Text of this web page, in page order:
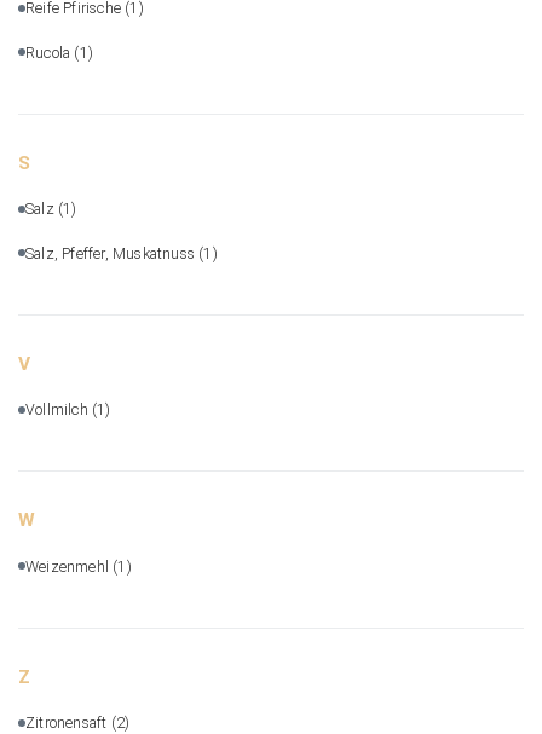
Reife Pfirische (1)
Rucola (1)
S
Salz (1)
Salz, Pfeffer, Muskatnuss (1)
V
Vollmilch (1)
W
Weizenmehl (1)
Z
Zitronensaft (2)